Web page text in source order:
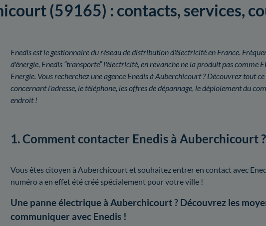
(59165) : contacts, services,
Enedis est le gestionnaire du réseau de distribution d'électricité en France.
d'énergie, Enedis “transporte” l'électricité, en revanche ne la produit pas comme
Energie. Vous recherchez une agence Enedis à Auberchicourt ? Découvrez tout
concernant l'adresse, le téléphone, les offres de dépannage, le déploiement du
endroit !
1. Comment contacter Enedis à Auberchicourt ?
Vous êtes citoyen à Auberchicourt et souhaitez entrer en contact avec
numéro a en effet été créé spécialement pour votre ville !
Une panne électrique à Auberchicourt ? Découvrez les
communiquer avec Enedis !